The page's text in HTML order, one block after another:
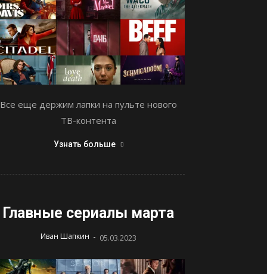
Все еще держим лапки на пульте нового
ТВ-контента
Узнать больше
Главные сериалы марта
Иван Шапкин - 05.03.2023